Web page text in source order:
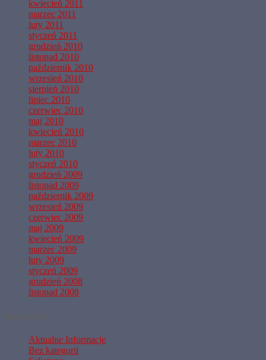
kwiecień 2011
marzec 2011
luty 2011
styczeń 2011
grudzień 2010
listopad 2010
październik 2010
wrzesień 2010
sierpień 2010
lipiec 2010
czerwiec 2010
maj 2010
kwiecień 2010
marzec 2010
luty 2010
styczeń 2010
grudzień 2009
listopad 2009
październik 2009
wrzesień 2009
czerwiec 2009
maj 2009
kwiecień 2009
marzec 2009
luty 2009
styczeń 2009
grudzień 2008
listopad 2008
Aktualne Informacje
Bez kategorii